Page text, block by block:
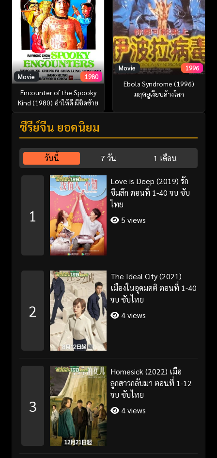
Movie 1980
Encounter of the Spooky
Kind (1980) อำให้ดี ผีชิดซ้าย
Movie 1996
Ebola Syndrome (1996)
มฤตยูเงียบล้างโลก
ซีรี่ย์จีน ยอดนิยม
วันนี้ 7 วัน 1 เดือน
1
Love is Deep (2019) รัก
ซึมลึก ตอนที่ 1-40 จบ ซับ
ไทย
5 views
2
The Ideal City (2021)
เมืองในอุดมคติ ตอนที่ 1-40
จบ ซับไทย
4 views
3
Homesick (2022) เมื่อ
ลูกสาวกลับมา ตอนที่ 1-12
จบ ซับไทย
4 views